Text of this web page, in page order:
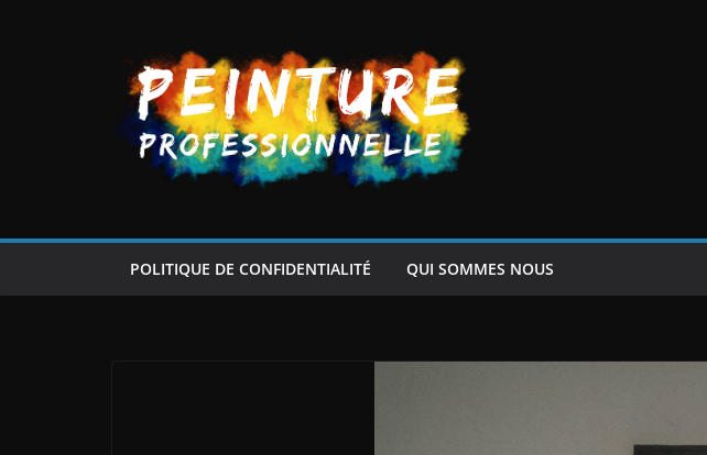
POLITIQUE DE CONFIDENTIALITÉ QUI SOMMES NOUS